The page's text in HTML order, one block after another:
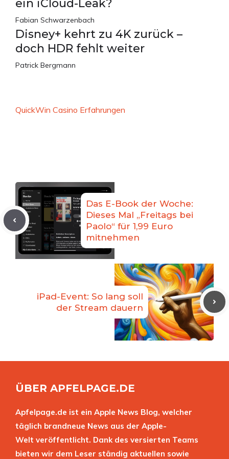
ein iCloud-Leak?
Fabian Schwarzenbach
Disney+ kehrt zu 4K zurück –
doch HDR fehlt weiter
Patrick Bergmann
QuickWin Casino Erfahrungen
Das E-Book der Woche:
Dieses Mal „Freitags bei
Paolo“ für 1,99 Euro
mitnehmen
iPad-Event: So lang soll
der Stream dauern
ÜBER APFELPAGE.DE
Apfelpage.de ist ein Apple News Blog, welcher
täglich brandneue News aus der Apple-
Welt veröffentlicht. Dank des versierten Teams
bieten wir dem Leser ständig aktuellen sowie